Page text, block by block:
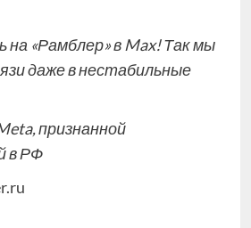
на «Рамблер» в Max!Так мы
даже в нестабильные
признанной
в РФ